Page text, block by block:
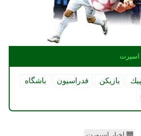
اسپرت
بازیكن فدراسیون
باشگاه